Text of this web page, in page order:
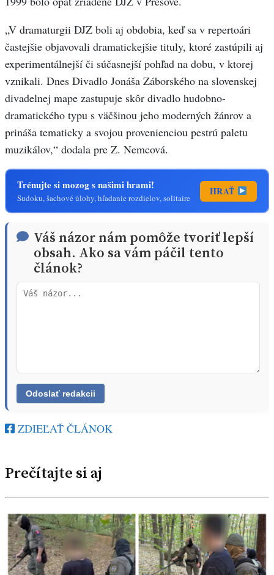
„V dramaturgii DJZ boli aj obdobia, keď sa v repertoári
častejšie objavovali dramatickejšie tituly, ktoré zastúpili aj
experimentálnejší či súčasnejší pohľad na dobu, v ktorej
vznikali. Dnes Divadlo Jonáša Záborského na slovenskej
divadelnej mape zastupuje skôr divadlo hudobno-
dramatického typu s väčšinou jeho moderných žánrov a
prináša tematicky a svojou provenienciou pestrú paletu
muzikálov,“ dodala pre Z. Nemcová.
Trénujte si mozog s našimi hrami!
Sudoku, šachové úlohy, hľadanie rozdielov, solitaire
HRAŤ
Váš názor nám pomôže tvoriť lepší
obsah. Ako sa vám páčil tento
článok?
ZDIEĽAŤ ČLÁNOK
Prečítajte si aj